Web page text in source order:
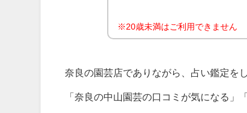
※20歳未満はご利用できません
奈良の園芸店でありながら、占い鑑定を
「奈良の中山園芸の口コミが気になる」